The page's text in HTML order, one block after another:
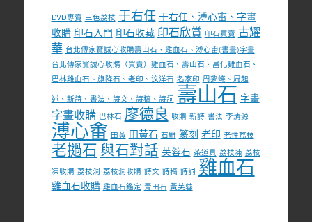
DVD專賣 三色荔枝 于右任 于右任、溥心畬、字畫
收購 印石入門 印石收藏 印石欣賞 印石買賣 古耀
華 台北傳家寶誠心收購壽山石、雞血石、溥心畬(書畫)字畫
台北傳家寶誠心收購（買賣）雞血石、壽山石、昌化雞血石、
巴林雞血石、旗降石、老印、汶洋石 名家印 周夢蝶、周起
述、新詩、書法、詩文、詩稿、詩詞 壽山石 字畫
字畫收購 巴林石 廖德良 收購 新詩 書法 李清源
溥心畬 田黃 田黃石 石雕 篆刻 老印 老性荔枝
老撾石 與石對話 芙蓉石 茶道具 荔枝凍 荔枝
凍收購 荔枝洞 荔枝洞收購 詩文 詩稿 詩詞 雞血石
雞血石收購 雞血石鑑定 青田石 黃芙蓉